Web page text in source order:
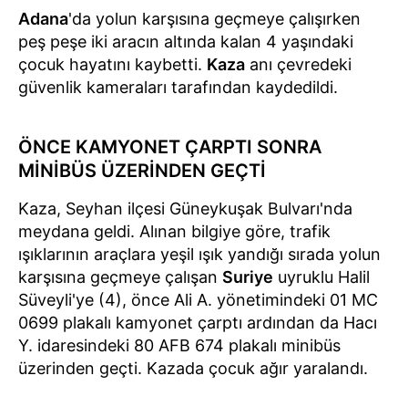
Adana'da yolun karşısına geçmeye çalışırken
peş peşe iki aracın altında kalan 4 yaşındaki
çocuk hayatını kaybetti. Kaza anı çevredeki
güvenlik kameraları tarafından kaydedildi.
ÖNCE KAMYONET ÇARPTI SONRA
MİNİBÜS ÜZERİNDEN GEÇTİ
Kaza, Seyhan ilçesi Güneykuşak Bulvarı'nda
meydana geldi. Alınan bilgiye göre, trafik
ışıklarının araçlara yeşil ışık yandığı sırada yolun
karşısına geçmeye çalışan Suriye uyruklu Halil
Süveyli'ye (4), önce Ali A. yönetimindeki 01 MC
0699 plakalı kamyonet çarptı ardından da Hacı
Y. idaresindeki 80 AFB 674 plakalı minibüs
üzerinden geçti. Kazada çocuk ağır yaralandı.